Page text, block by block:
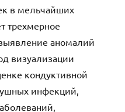
в мельчайших
трехмерное
аномалий
визуализации
кондуктивной
ушных инфекций,